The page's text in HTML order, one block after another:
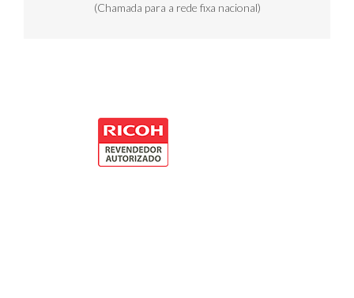
(Chamada para a rede fixa nacional)